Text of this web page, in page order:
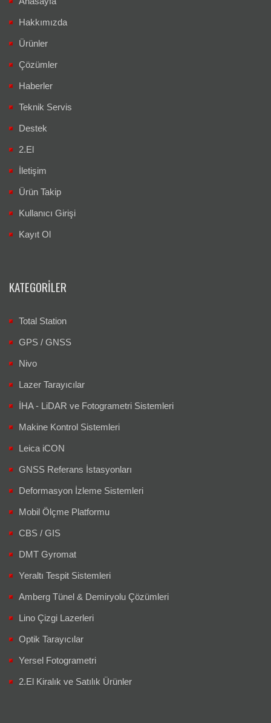
Hakkımızda
Ürünler
Çözümler
Haberler
Teknik Servis
Destek
2.El
İletişim
Ürün Takip
Kullanıcı Girişi
Kayıt Ol
KATEGORILER
Total Station
GPS / GNSS
Nivo
Lazer Tarayıcılar
İHA - LiDAR ve Fotogrametri Sistemleri
Makine Kontrol Sistemleri
Leica iCON
GNSS Referans İstasyonları
Deformasyon İzleme Sistemleri
Mobil Ölçme Platformu
CBS / GIS
DMT Gyromat
Yeraltı Tespit Sistemleri
Amberg Tünel & Demiryolu Çözümleri
Lino Çizgi Lazerleri
Optik Tarayıcılar
Yersel Fotogrametri
2.El Kiralık ve Satılık Ürünler